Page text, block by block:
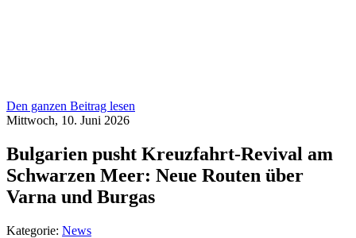
Den ganzen Beitrag lesen
Mittwoch, 10. Juni 2026
Bulgarien pusht Kreuzfahrt-Revival am
Schwarzen Meer: Neue Routen über
Varna und Burgas
Kategorie: News